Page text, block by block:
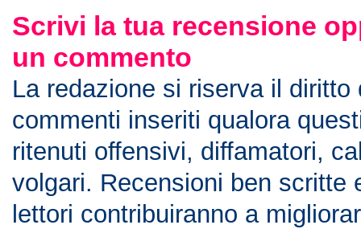
Scrivi la tua recensione
un commento
La redazione si riserva il diritto
commenti inseriti qualora
ritenuti offensivi, diffamatori,
volgari. Recensioni ben scritte
lettori contribuiranno a